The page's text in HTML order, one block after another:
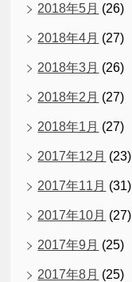
2018年5月 (26)
2018年4月 (27)
2018年3月 (26)
2018年2月 (27)
2018年1月 (27)
2017年12月 (23)
2017年11月 (31)
2017年10月 (27)
2017年9月 (25)
2017年8月 (25)